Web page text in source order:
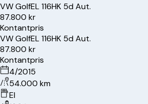
VWGolfEL 116HK 5d Aut.
87.800 kr
Kontantpris
VWGolfEL 116HK 5d Aut.
87.800 kr
Kontantpris
4/2015
54.000 km
El